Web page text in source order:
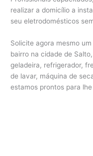
realizar a domicílio a
seu eletrodomésticos
Solicite agora mesmo
bairro na cidade de
geladeira, refrigerador,
de lavar, máquina de
estamos prontos para